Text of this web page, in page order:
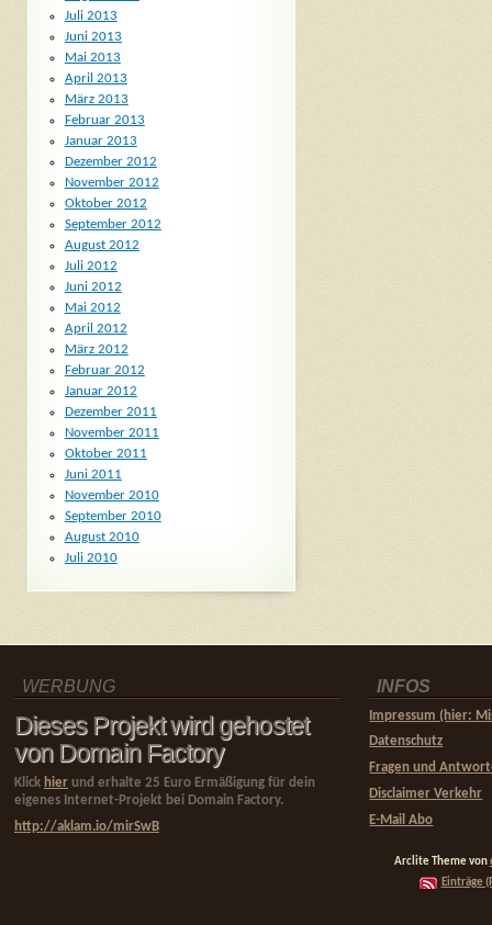
Juli 2013
Juni 2013
Mai 2013
April 2013
März 2013
Februar 2013
Januar 2013
Dezember 2012
November 2012
Oktober 2012
September 2012
August 2012
Juli 2012
Juni 2012
Mai 2012
April 2012
März 2012
Februar 2012
Januar 2012
Dezember 2011
November 2011
Oktober 2011
Juni 2011
November 2010
September 2010
August 2010
Juli 2010
WERBUNG
Dieses Projekt wird gehostet
von Domain Factory
Klick hier und erhalte 25 Euro Ermäßigung für dein
eigenes Internet-Projekt bei Domain Factory.
http://aklam.io/mirSwB
INFOS
Impressum (hier:
Datenschutz
Fragen und
Disclaimer Verkehr
E-Mail Abo
Arclite Theme von
Einträge